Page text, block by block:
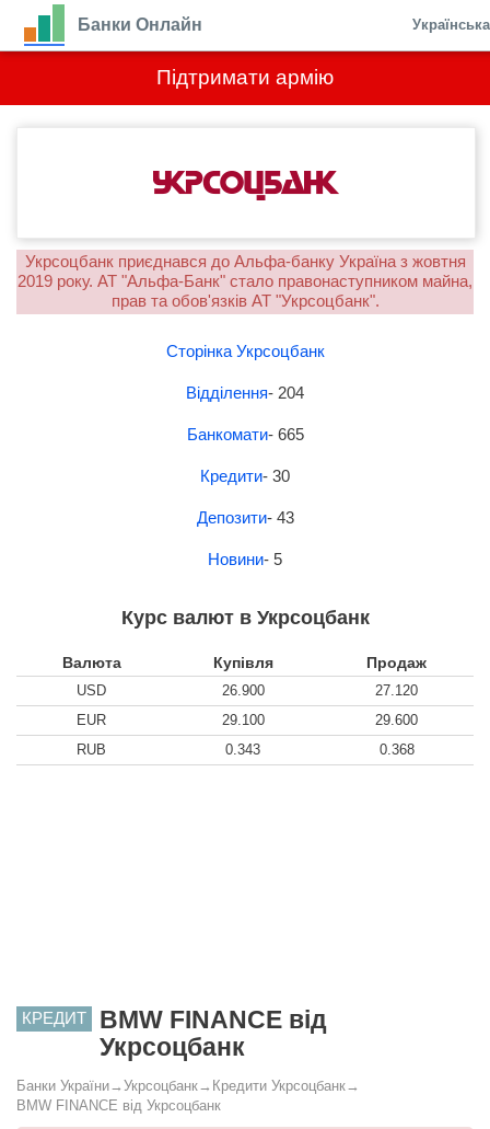
Підтримати армію
Банки Онлайн
Укрсоцбанк приєднався до Альфа-банку Україна з жовтня
2019 року. АТ "Альфа-Банк" стало правонаступником майна,
прав та обов'язків АТ "Укрсоцбанк".
Сторінка Укрсоцбанк
Відділення- 204
Банкомати- 665
Кредити- 30
Депозити- 43
Новини- 5
Курс валют в Укрсоцбанк
Валюта Купівля Продаж
USD 26.900
27.120
EUR
29.100
29.600
RUB
0.343 0.368
КРЕДИТ
BMW FINANCE від
Укрсоцбанк
Банки України→ Укрсоцбанк→ Кредити Укрсоцбанк→
BMW FINANCE від Укрсоцбанк